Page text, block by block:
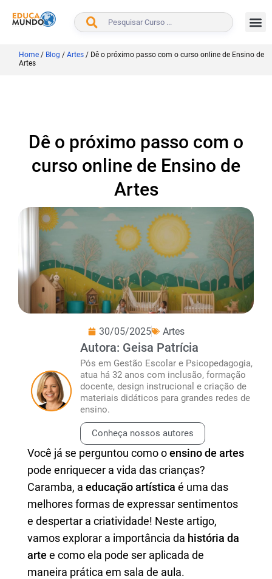
BUSCAR
Home / Blog / Artes / Dê o próximo passo com o curso online de Ensino de
Artes
Dê o próximo passo com o
curso online de Ensino de
Artes
30/05/2025 Artes
Autora: Geisa Patrícia
Pós em Gestão Escolar e Psicopedagogia,
atua há 32 anos com inclusão, formação
docente, design instrucional e criação de
materiais didáticos para grandes redes de
ensino.
Conheça nossos autores
Você já se perguntou como oensino de artes
pode enriquecer a vida das crianças?
Caramba, a educação artística é uma das
melhores formas de expressar sentimentos
e despertar a criatividade! Neste artigo,
vamos explorar a importância da história da
arte e como ela pode ser aplicada de
maneira prática em sala de aula.